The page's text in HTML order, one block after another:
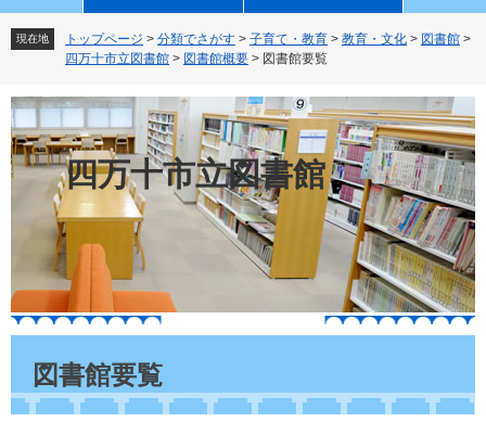
文
現在地 トップページ > 分類でさがす > 子育て・教育 > 教育・文化 > 図書館 >
四万十市立図書館 > 図書館概要 > 図書館要覧
四万十市立図書館
図書館要覧